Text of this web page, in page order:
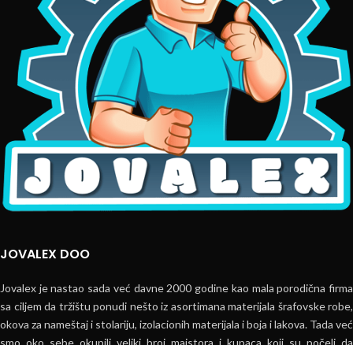
JOVALEX DOO
Jovalex je nastao sada već davne 2000 godine kao mala porodična firma
sa ciljem da tržištu ponudi nešto iz asortimana materijala šrafovske robe,
okova za nameštaj i stolariju, izolacionih materijala i boja i lakova. Tada već
smo oko sebe okupili veliki broj majstora i kupaca koji su počeli da